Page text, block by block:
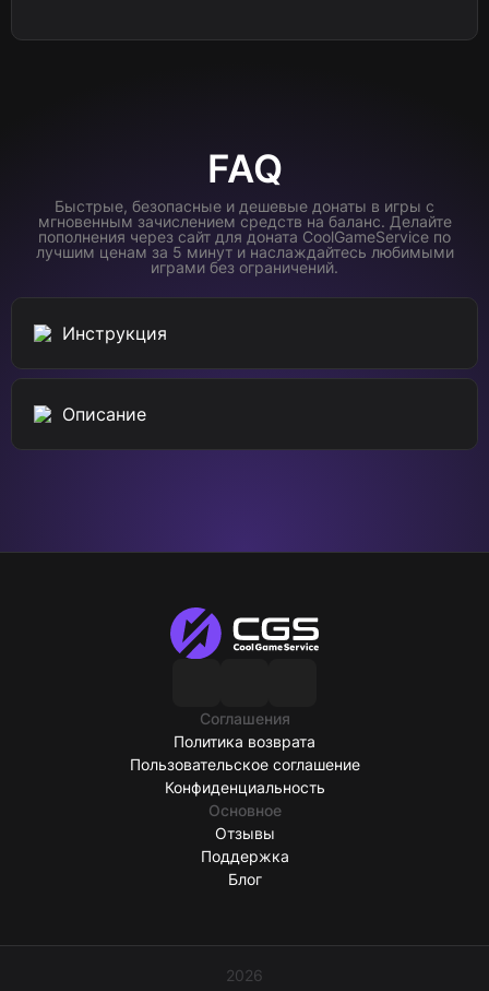
FAQ
Быстрые, безопасные и дешевые донаты в игры с
мгновенным зачислением средств на баланс. Делайте
пополнения через сайт для доната CoolGameService по
лучшим ценам за 5 минут и наслаждайтесь любимыми
играми без ограничений.
Инструкция
Описание
Соглашения
Политика возврата
Пользовательское соглашение
Конфиденциальность
Основное
Отзывы
Поддержка
Блог
2026